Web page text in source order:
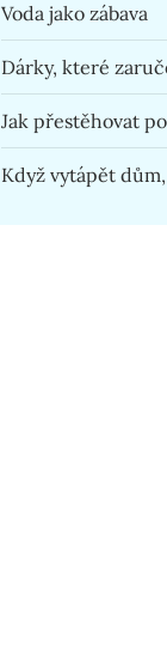
Voda jako zábava
Dárky, které
Jak přestěhovat
Když vytápět